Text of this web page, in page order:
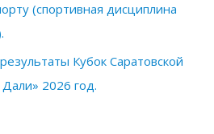
(спортивная дисциплина
Кубок Саратовской
2026 год.